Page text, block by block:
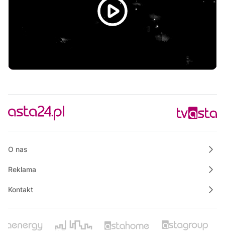
04:05
05:00
05:30
Ze starych taśm
06:30
O nas
Reklama
Kontakt